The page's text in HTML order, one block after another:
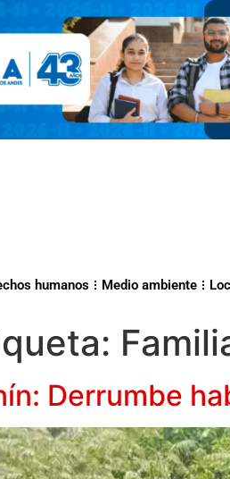
humanos Medio ambiente
Derrumbe